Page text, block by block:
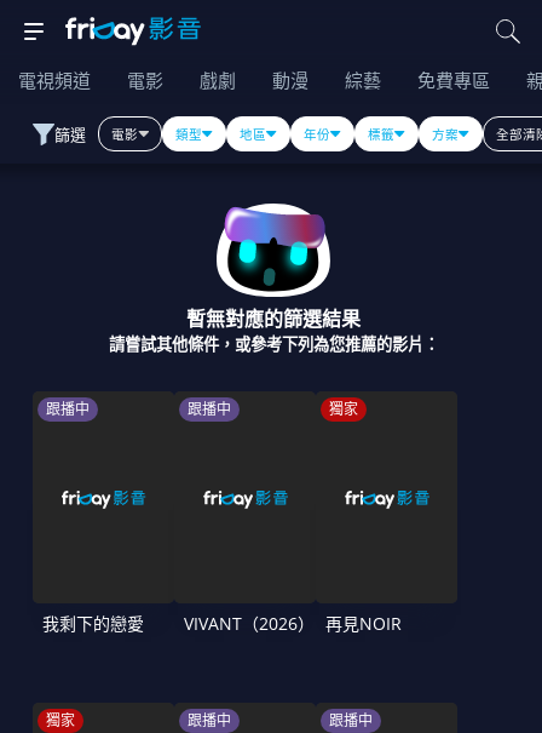
電視頻道 電影 戲劇 動漫 綜藝 免費專區
篩選 電影 類型 地區 年份 標籤 方案 全部清
暫無對應的篩選結果
請嘗試其他條件，或參考下列為您推薦的影片：
跟播中
我剩下的戀愛
跟播中
VIVANT（2026）
獨家
再見NOIR
獨家 跟播中 跟播中